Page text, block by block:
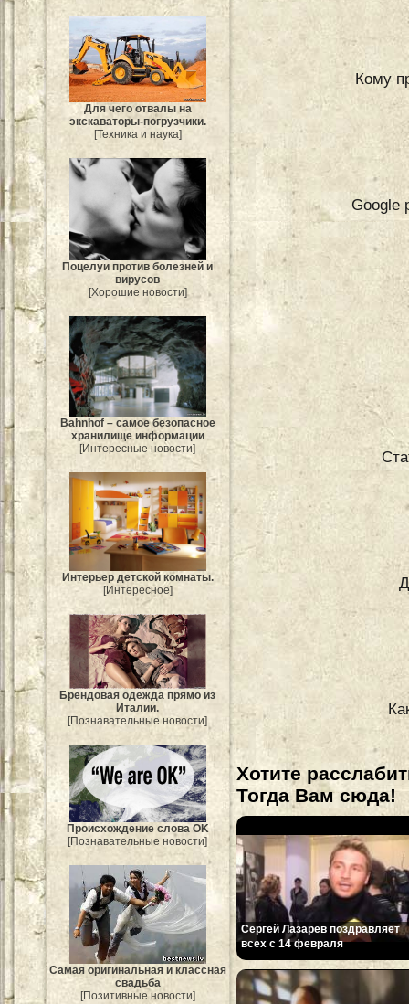
Для чего отвалы на
экскаваторы-погрузчики.
[Техника и наука]
Поцелуи против болезней и
вирусов
[Хорошие новости]
Bahnhof – самое безопасное
хранилище информации
[Интересные новости]
Интерьер детской комнаты.
[Интересное]
Брендовая одежда прямо из
Италии.
[Познавательные новости]
Происхождение слова OK
[Познавательные новости]
Самая оригинальная и классная
свадьба
[Позитивные новости]
Кому
Google
Хотите
Тогда Вам сюда!
Сергей Лазарев поздравляет
всех с 14 февраля